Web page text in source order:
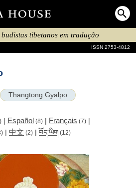
tibetanos em tradução
ISSN 2753-4812
Thangtong Gyalpo
| Español (8) | Français (7) |
| 中文 (2) | བོད་ཡིག (12)